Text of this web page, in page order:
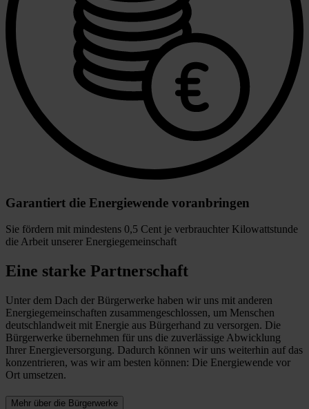
Garantiert die Energiewende voranbringen
Sie fördern mit mindestens 0,5 Cent je verbrauchter Kilowattstunde
die Arbeit unserer Energiegemeinschaft
Eine starke Partnerschaft
Unter dem Dach der Bürgerwerke haben wir uns mit anderen
Energiegemeinschaften zusammengeschlossen, um Menschen
deutschlandweit mit Energie aus Bürgerhand zu versorgen. Die
Bürgerwerke übernehmen für uns die zuverlässige Abwicklung
Ihrer Energieversorgung. Dadurch können wir uns weiterhin auf das
konzentrieren, was wir am besten können: Die Energiewende vor
Ort umsetzen.
Mehr über die Bürgerwerke